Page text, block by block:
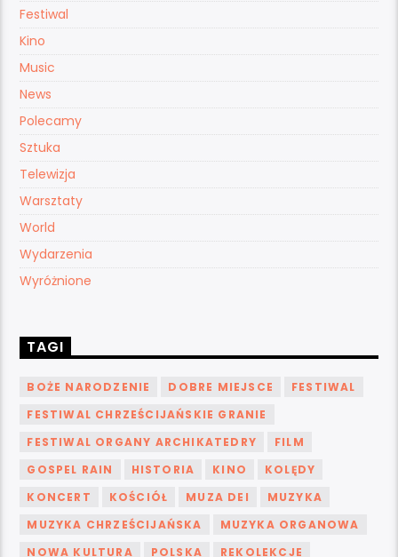
Festiwal
Kino
Music
News
Polecamy
Sztuka
Telewizja
Warsztaty
World
Wydarzenia
Wyróżnione
TAGI
BOŻE NARODZENIE DOBRE MIEJSCE
FESTIWAL
FESTIWAL CHRZEŚCIJAŃSKIE GRANIE
FESTIWAL ORGANY ARCHIKATEDRY
FILM
GOSPEL RAIN
HISTORIA KINO
KOLĘDY
KONCERT
KOŚCIÓŁ MUZA DEI
MUZYKA
MUZYKA CHRZEŚCIJAŃSKA
MUZYKA ORGANOWA
NOWA KULTURA
POLSKA
REKOLEKCJE